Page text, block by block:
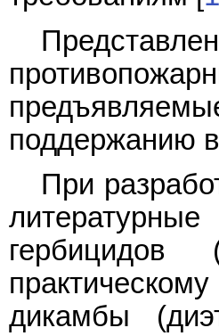
поддержанию
При
дикамбы